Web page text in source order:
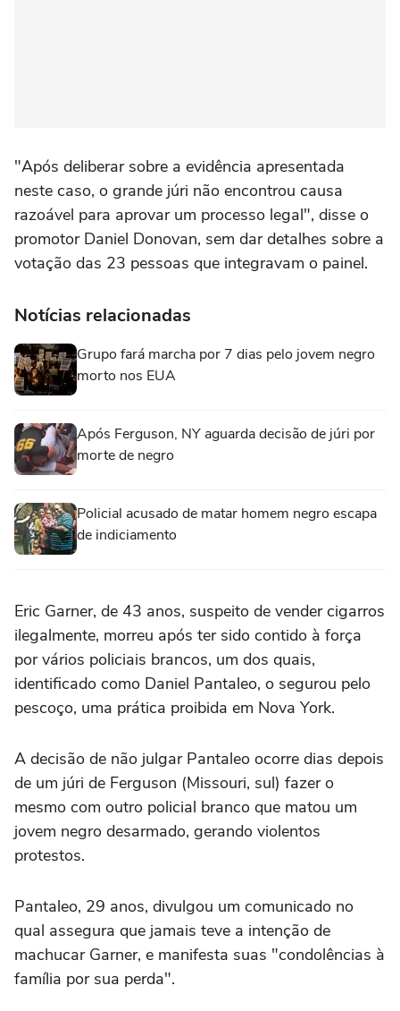
"Após deliberar sobre a evidência apresentada
neste caso, o grande júri não encontrou causa
razoável para aprovar um processo legal", disse o
promotor Daniel Donovan, sem dar detalhes sobre a
votação das 23 pessoas que integravam o painel.
Notícias relacionadas
Grupo fará marcha por 7 dias pelo jovem negro
morto nos EUA
Após Ferguson, NY aguarda decisão de júri por
morte de negro
Policial acusado de matar homem negro escapa
de indiciamento
Eric Garner, de 43 anos, suspeito de vender cigarros
ilegalmente, morreu após ter sido contido à força
por vários policiais brancos, um dos quais,
identificado como Daniel Pantaleo, o segurou pelo
pescoço, uma prática proibida em Nova York.
A decisão de não julgar Pantaleo ocorre dias depois
de um júri de Ferguson (Missouri, sul) fazer o
mesmo com outro policial branco que matou um
jovem negro desarmado, gerando violentos
protestos.
Pantaleo, 29 anos, divulgou um comunicado no
qual assegura que jamais teve a intenção de
machucar Garner, e manifesta suas "condolências à
família por sua perda".